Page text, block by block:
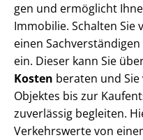
gen und ermöglicht
Immobilie. Schalten Sie
einen
ein. Dieser kann Sie
Kosten beraten und
Objektes bis zur
zuverlässig begleiten.
Verkehrswerte von